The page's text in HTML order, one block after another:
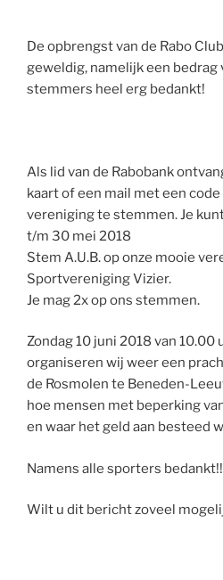
De opbrengst van de Rabo
geweldig, namelijk een bedrag
stemmers heel erg bedankt!
Als lid van de Rabobank
kaart of een mail met een
vereniging te stemmen. Je
t/m 30 mei 2018
Stem A.U.B. op onze mooie
Sportvereniging Vizier.
Je mag 2x op ons stemmen.
Zondag 10 juni 2018 van 10.00
organiseren wij weer een
de Rosmolen te Beneden-
hoe mensen met beperking
en waar het geld aan besteed
Namens alle sporters
Wilt u dit bericht zoveel